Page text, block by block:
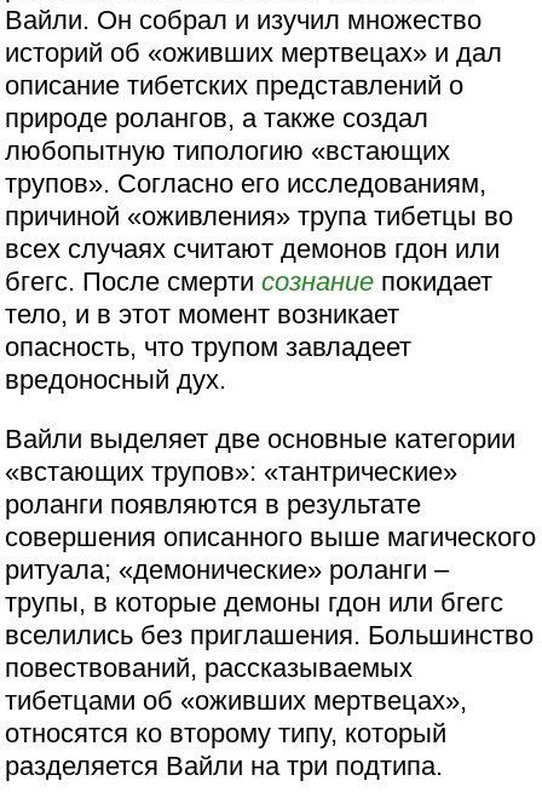
Вайли. Он собрал и изучил множество
историй об «оживших мертвецах» и дал
описание тибетских представлений о
природе ролангов, а также создал
любопытную типологию «встающих
трупов». Согласно его исследованиям,
причиной «оживления» трупа тибетцы во
всех случаях считают демонов гдон или
бгегс. После смертисознание покидает
тело, и в этот момент возникает
опасность, что трупом завладеет
вредоносный дух.
Вайли выделяет две основные категории
«встающих трупов»: «тантрические»
роланги появляются в результате
совершения описанного выше магического
ритуала; «демонические» роланги –
трупы, в которые демоны гдон или бгегс
вселились без приглашения. Большинство
повествований, рассказываемых
тибетцами об «оживших мертвецах»,
относятся ко второму типу, который
разделяется Вайли на три подтипа.